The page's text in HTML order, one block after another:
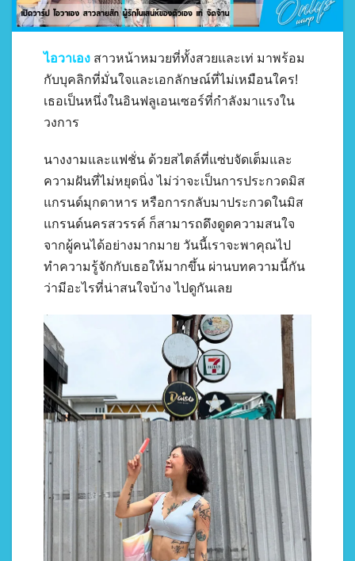
ไอวาเอง สาวหน้าหมวยที่ทั้งสวยและเท่ มาพร้อม
กับบุคลิกที่มั่นใจและเอกลักษณ์ที่ไม่เหมือนใคร!
เธอเป็นหนึ่งในอินฟลูเอนเซอร์ที่กำลังมาแรงใน
วงการ
นางงามและแฟชั่น ด้วยสไตล์ที่แซ่บจัดเต็มและ
ความฝันที่ไม่หยุดนิ่ง ไม่ว่าจะเป็นการประกวดมิส
แกรนด์มุกดาหาร หรือการกลับมาประกวดในมิส
แกรนด์นครสวรรค์ ก็สามารถดึงดูดความสนใจ
จากผู้คนได้อย่างมากมาย วันนี้เราจะพาคุณไป
ทำความรู้จักกับเธอให้มากขึ้น ผ่านบทความนี้กัน
ว่ามีอะไรที่น่าสนใจบ้าง ไปดูกันเลย